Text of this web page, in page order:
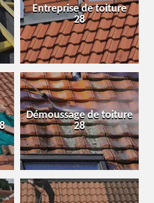
Entreprise de toiture
28
Démoussage de toiture
28